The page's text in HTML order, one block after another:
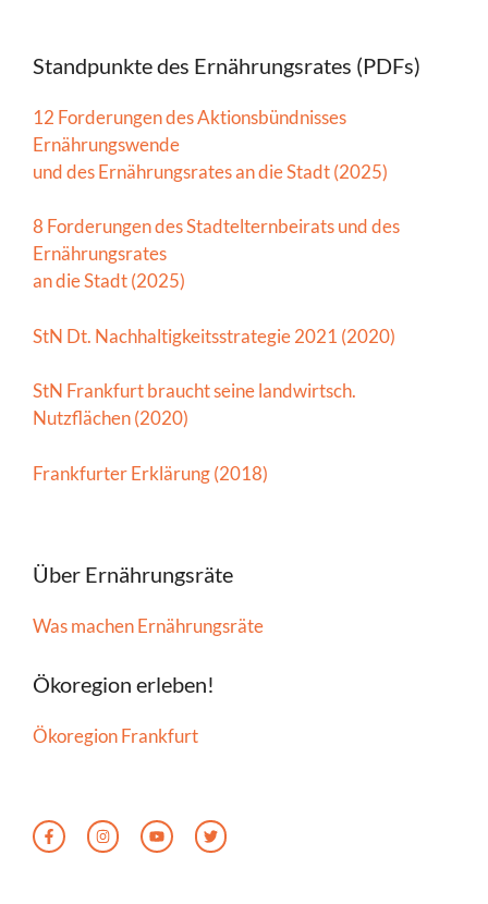
Standpunkte des Ernährungsrates (PDFs)
12 Forderungen des Aktionsbündnisses
Ernährungswende
und des Ernährungsrates an die Stadt (2025)
8 Forderungen des Stadtelternbeirats und des
Ernährungsrates
an die Stadt (2025)
StN Dt. Nachhaltigkeitsstrategie 2021 (2020)
StN Frankfurt braucht seine landwirtsch.
Nutzflächen (2020)
Frankfurter Erklärung (2018)
Über Ernährungsräte
Was machen Ernährungsräte
Ökoregion erleben!
Ökoregion Frankfurt